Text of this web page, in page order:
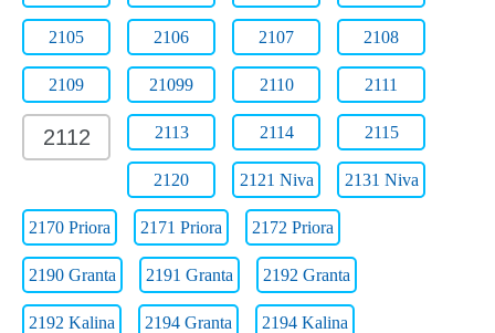
2105 2106 2107 2108
2109 21099 2110 2111
2112 2113 2114 2115
2120 2121 Niva 2131 Niva
2170 Priora 2171 Priora 2172 Priora
2190 Granta 2191 Granta 2192 Granta
2192 Kalina 2194 Granta 2194 Kalina